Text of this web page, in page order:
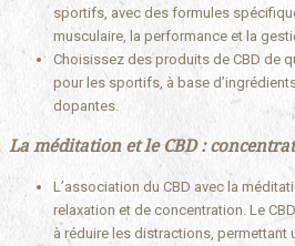
sportifs, avec des formules
musculaire, la performance et la
Choisissez des produits de CBD de
pour les sportifs, à base
dopantes.
La méditation et le CBD :
L’association du CBD avec la
relaxation et de concentration. Le
à réduire les distractions,